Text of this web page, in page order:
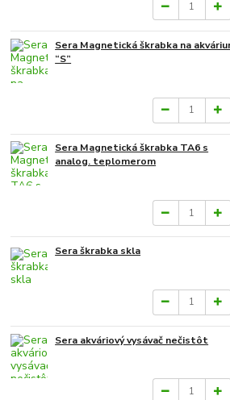
Sera Magnetická škrabka na
“S”
Sera Magnetická škrabka TA6 s
analog. teplomerom
Sera škrabka skla
Sera akváriový vysávač nečistôt